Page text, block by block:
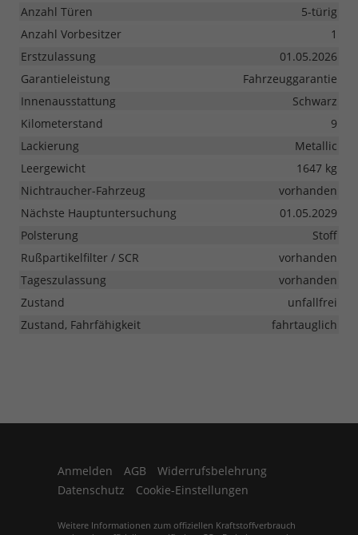
Anzahl Türen
5-türig
Anzahl Vorbesitzer
1
Erstzulassung
01.05.2026
Garantieleistung
Fahrzeuggarantie
Innenausstattung
Schwarz
Kilometerstand
9
Lackierung
Metallic
Leergewicht
1647 kg
Nichtraucher-Fahrzeug
vorhanden
Nächste Hauptuntersuchung
01.05.2029
Polsterung
Stoff
Rußpartikelfilter / SCR
vorhanden
Tageszulassung
vorhanden
Zustand
unfallfrei
Zustand, Fahrfähigkeit
fahrtauglich
Anmelden AGB
Widerrufsbelehrung
Datenschutz
Cookie-Einstellungen
Weitere Informationen zum offiziellen Kraftstoffverbrauch